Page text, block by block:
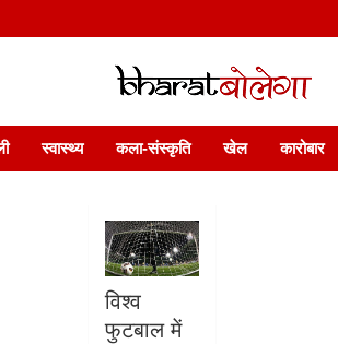
भारत बोलेगा
भारत बोलेगा हिंदी न्यूज़ वेबसाइट India: News,
स्वास्थ्य कला-संस्कृति खेल कारोबार
विश्व
फुटबाल में